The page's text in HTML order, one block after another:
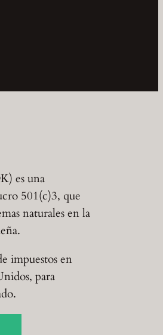
es una
501(c)3, que
naturales en la
impuestos en
para